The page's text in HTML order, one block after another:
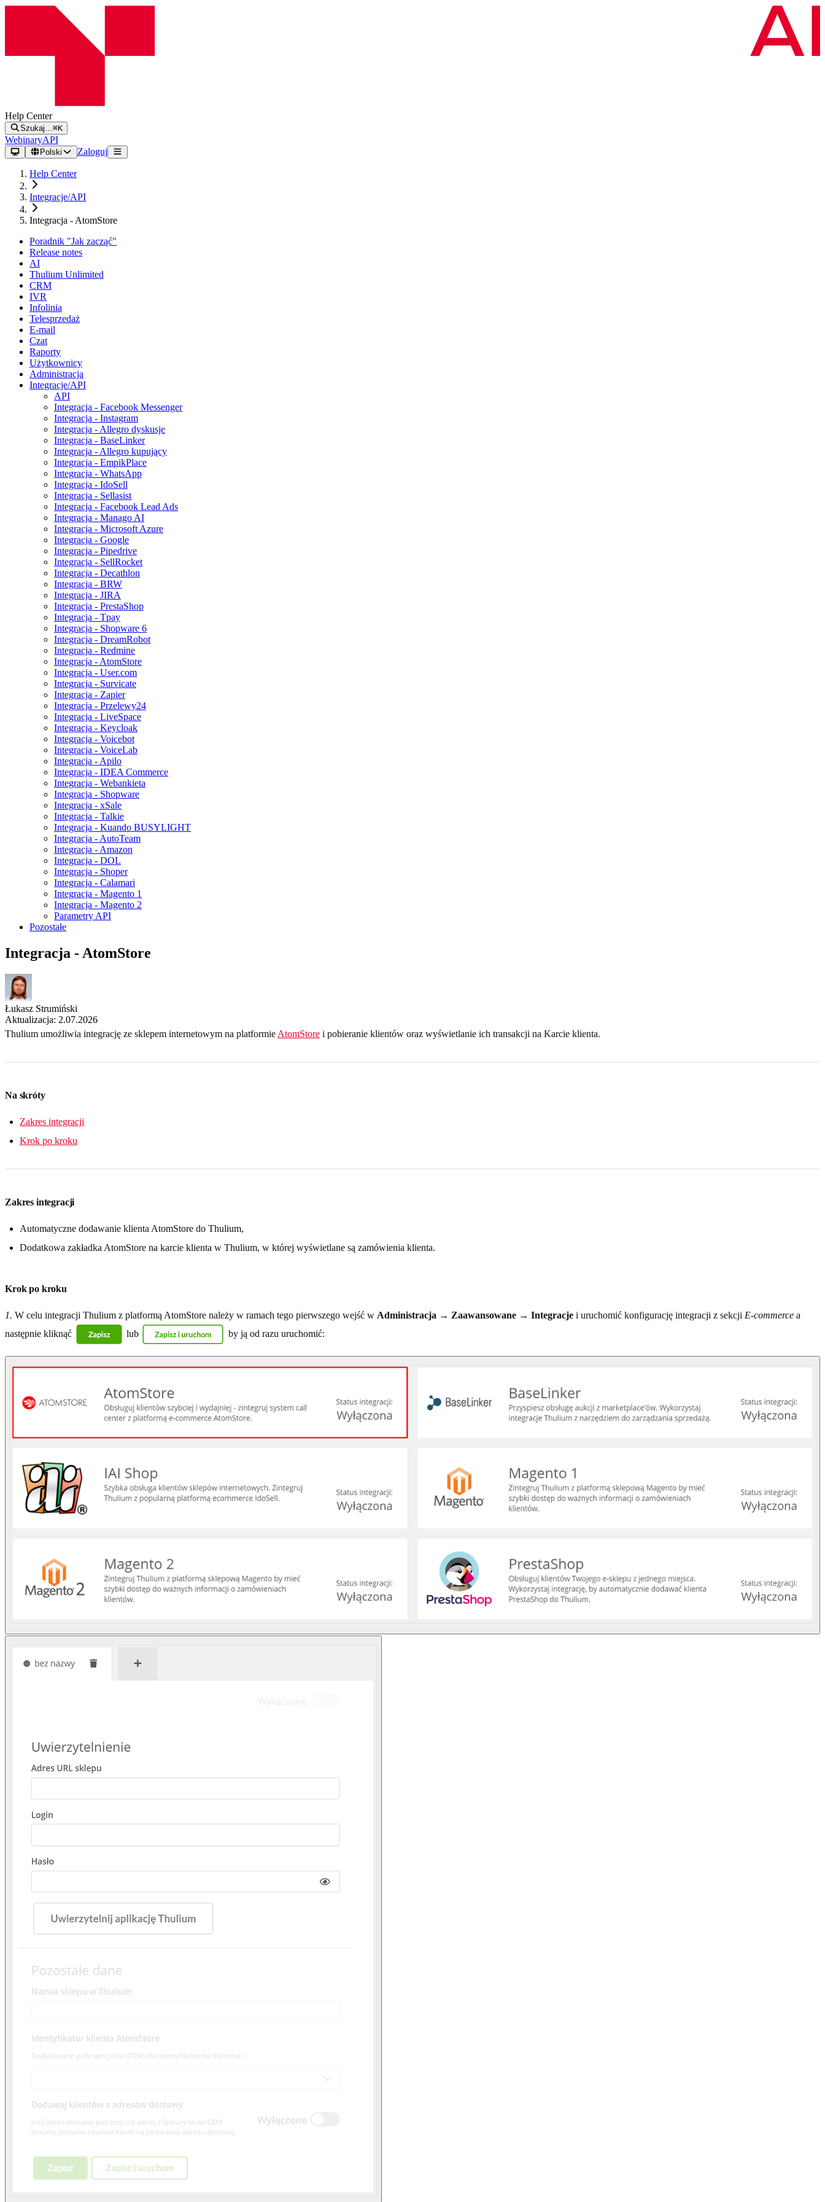
Help Center
Szukaj… ⌘K
WebinaryAPI
Polski Zaloguj
Help Center
Integracje/API
Integracja - AtomStore
Poradnik "Jak zacząć"
Release notes
AI
Thulium Unlimited
CRM
IVR
Infolinia
Telesprzedaż
E-mail
Czat
Raporty
Użytkownicy
Administracja
Integracje/API
API
Integracja - Facebook Messenger
Integracja - Instagram
Integracja - Allegro dyskusje
Integracja - BaseLinker
Integracja - Allegro kupujący
Integracja - EmpikPlace
Integracja - WhatsApp
Integracja - IdoSell
Integracja - Sellasist
Integracja - Facebook Lead Ads
Integracja - Manago AI
Integracja - Microsoft Azure
Integracja - Google
Integracja - Pipedrive
Integracja - SellRocket
Integracja - Decathlon
Integracja - BRW
Integracja - JIRA
Integracja - PrestaShop
Integracja - Tpay
Integracja - Shopware 6
Integracja - DreamRobot
Integracja - Redmine
Integracja - AtomStore
Integracja - User.com
Integracja - Survicate
Integracja - Zapier
Integracja - Przelewy24
Integracja - LiveSpace
Integracja - Keycloak
Integracja - Voicebot
Integracja - VoiceLab
Integracja - Apilo
Integracja - IDEA Commerce
Integracja - Webankieta
Integracja - Shopware
Integracja - xSale
Integracja - Talkie
Integracja - Kuando BUSYLIGHT
Integracja - AutoTeam
Integracja - Amazon
Integracja - DOL
Integracja - Shoper
Integracja - Calamari
Integracja - Magento 1
Integracja - Magento 2
Parametry API
Pozostałe
Integracja - AtomStore
Łukasz Strumiński
Aktualizacja: 2.07.2026
Thulium umożliwia integrację ze sklepem internetowym na platformie AtomStore i pobieranie klientów oraz wyświetlanie ich transakcji na Karcie klienta.
Na skróty
Zakres integracji
Krok po kroku
Zakres integracji
Automatyczne dodawanie klienta AtomStore do Thulium,
Dodatkowa zakładka AtomStore na karcie klienta w Thulium, w której wyświetlane są zamówienia klienta.
Krok po kroku
1. W celu integracji Thulium z platformą AtomStore należy w ramach tego pierwszego wejść w Administracja → Zaawansowane → Integracje i uruchomić konfigurację integracji z sekcji E-commerce a
następnie kliknąć
lub by ją od razu uruchomić: